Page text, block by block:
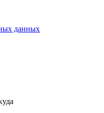
данных